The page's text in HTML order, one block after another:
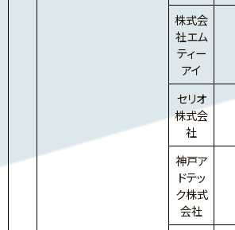
株式会
社エム
ティー
アイ
セリオ
株式会
社
神戸ア
ドテッ
ク株式
会社